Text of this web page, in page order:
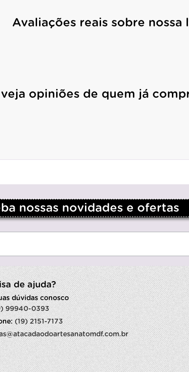
Avaliações reais sobre nossa
opiniões de quem já
nossas novidades e ofertas
de ajuda?
dúvidas conosco
99940-0393
(19) 2151-7173